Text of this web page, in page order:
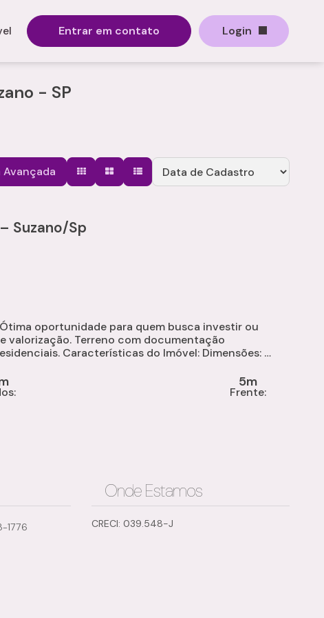
Login
Entrar em contato
- SP
Avançada
Suzano/Sp
Frente:
5m
oportunidade para quem busca investir ou
valorização. Terreno com documentação
Características do Imóvel: Dimensões: 5
1776
Onde Estamos
CRECI: 039.548-J